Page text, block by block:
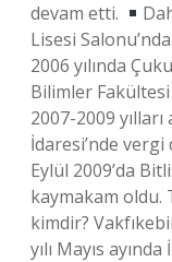
devam etti.
Lisesi
2006 yılında
Bilimler
2007-2009
İdaresi’nde vergi
Eylül 2009’da
kaymakam
kimdir?
yılı Mayıs